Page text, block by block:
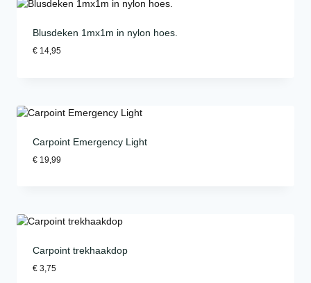
Blusdeken 1mx1m in nylon hoes.
€ 14,95
Carpoint Emergency Light
€ 19,99
Carpoint trekhaakdop
€ 3,75